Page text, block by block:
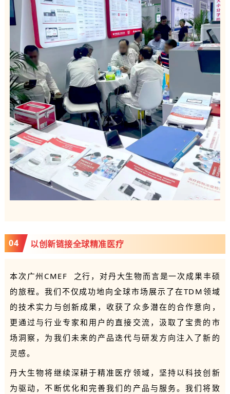
04 以创新链接全球精准医疗
本次广州 CMEF
之行，对丹大生物而言是一次成果丰硕
的旅程。我们不仅成功地向全球市场展示了在TDM领域
的技术实力与创新成果，收获了众多潜在的合作意向，
更通过与行业专家和用户的直接交流，汲取了宝贵的市
场洞察，为我们未来的产品迭代与研发方向注入了新的
灵感。
丹大生物将继续深耕于精准医疗领域，坚持以科技创新
为驱动，不断优化和完善我们的产品与服务。我们将致